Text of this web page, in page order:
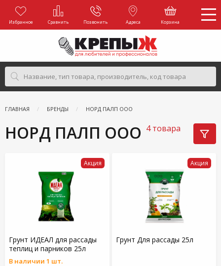
Избранное Сравнить Позвонить Адреса Корзина
ГЛАВНАЯ БРЕНДЫ НОРД ПАЛП ООО
НОРД ПАЛП ООО 4 товара
Акция
Грунт ИДЕАЛ для рассады
теплиц и парников 25л
В наличии 1 шт.
Акция
Грунт Для рассады 25л